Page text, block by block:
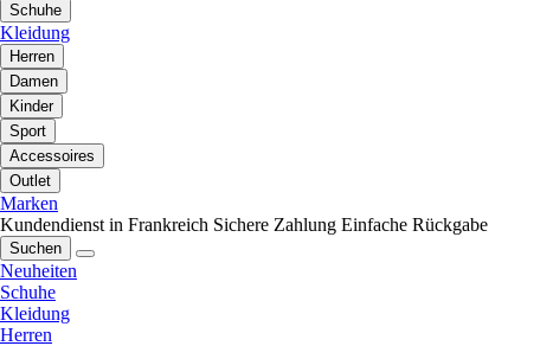
Schuhe
Kleidung
Herren
Damen
Kinder
Sport
Accessoires
Outlet
Marken
Kundendienst in Frankreich Sichere Zahlung Einfache Rückgabe
Suchen
Neuheiten
Schuhe
Kleidung
Herren